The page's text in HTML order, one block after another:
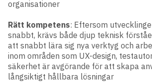
organisationer​
Rätt kompetens: Eftersom
snabbt, krävs både djup teknisk
att snabbt lära sig nya verktyg och
inom områden som UX-design,
säkerhet är avgörande för att skapa
långsiktigt hållbara lösningar​